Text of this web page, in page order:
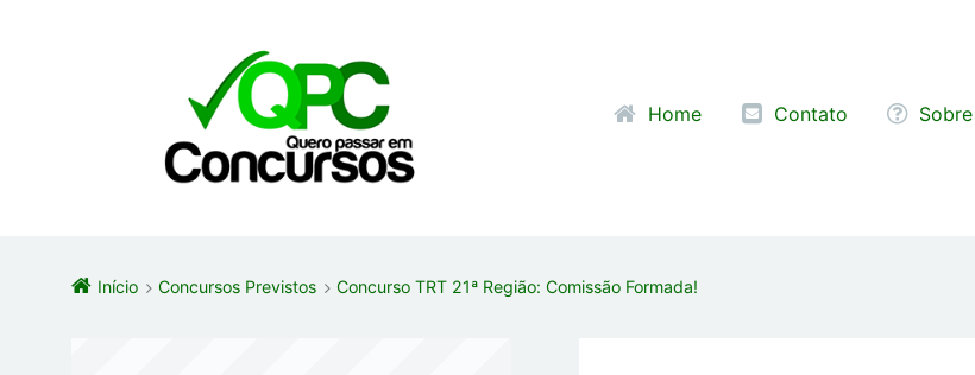
Pular para o conteúdo
Home Contato Sobre
Início Concursos Previstos Concurso TRT 21ª Região: Comissão Formada!